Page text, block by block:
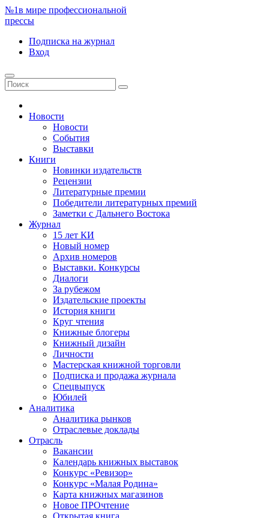
№1в мире профессиональной
прессы
Подписка на журнал
Вход
Новости
Новости
События
Выставки
Книги
Новинки издательств
Рецензии
Литературные премии
Победители литературных премий
Заметки с Дальнего Востока
Журнал
15 лет КИ
Новый номер
Архив номеров
Выставки. Конкурсы
Диалоги
За рубежом
Издательские проекты
История книги
Круг чтения
Книжные блогеры
Книжный дизайн
Личности
Мастерская книжной торговли
Подписка и продажа журнала
Спецвыпуск
Юбилей
Аналитика
Аналитика рынков
Отраслевые доклады
Отрасль
Вакансии
Календарь книжных выставок
Конкурс «Ревизор»
Конкурс «Малая Родина»
Карта книжных магазинов
Новое ПРОчтение
Открытая книга